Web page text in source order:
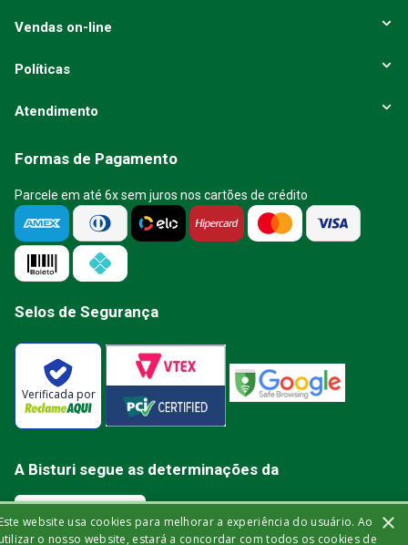
Vendas on-line
Políticas
Atendimento
Formas de Pagamento
Parcele em até 6x sem juros nos cartões de crédito
Selos de Segurança
Verificada por
A Bisturi segue as determinações da
×
website usa cookies para melhorar a experiência do usuário. Ao
o nosso website, estará a concordar com todos os cookies de